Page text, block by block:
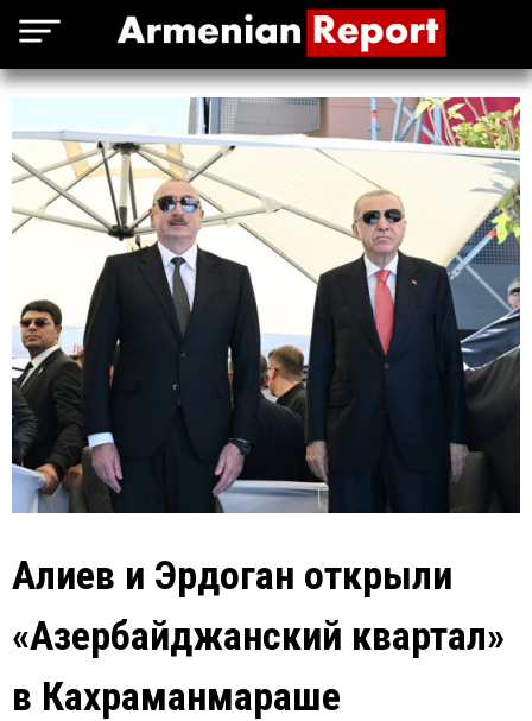
Алиев и Эрдоган открыли
«Азербайджанский квартал»
в Кахраманмараше